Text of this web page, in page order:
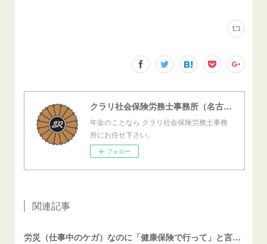
クラリ社会保険労務士事務所（名古屋西障害年金センター）
年金のことなら クラリ社会保険労務士事務
所にお任せ下さい。
フォロー
関連記事
労災（仕事中のケガ）なのに「健康保険で行って」と言われたら？（労働者向け）